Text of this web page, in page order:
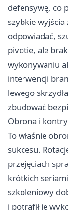
defensywę, co
szybkie wyjścia
odpowiadać,
pivotie, ale
wykonywaniu
interwencji
lewego
zbudować
Obrona i
To właśnie
sukcesu.
przejęciach
krótkich
szkoleniowy
i potrafił je